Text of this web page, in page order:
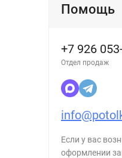
Помощь
+7 926
Отдел продаж
Если у вас
оформлении